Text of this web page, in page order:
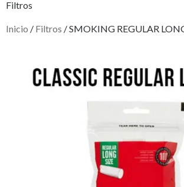
Filtros
Inicio / Filtros / SMOKING REGULAR